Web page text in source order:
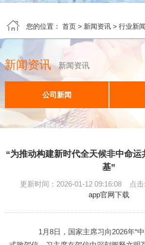
您的位置： 首页> 新闻资讯> 行业新闻
新闻资讯 新闻资讯
公司新闻
“为推动构建新时代全天候非中命运
基”
更新时间：2026-01-12 09:16:08
app官网下载
1月8日，国家主席习向2026年“中